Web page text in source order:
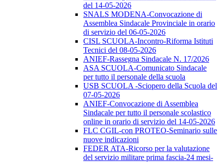
del 14-05-2026
SNALS MODENA-Convocazione di
Assemblea Sindacale Provinciale in orario
di servizio del 06-05-2026
CISL SCUOLA-Incontro-Riforma Istituti
Tecnici del 08-05-2026
ANIEF-Rassegna Sindacale N. 17/2026
ASA SCUOLA-Comunicato Sindacale
per tutto il personale della scuola
USB SCUOLA -Sciopero della Scuola del
07-05-2026
ANIEF-Convocazione di Assemblea
Sindacale per tutto il personale scolastico
online in orario di servizio del 14-05-2026
FLC CGIL-con PROTEO-Seminario sulle
nuove indicazioni
FEDER ATA-Ricorso per la valutazione
del servizio militare prima fascia-24 mesi-